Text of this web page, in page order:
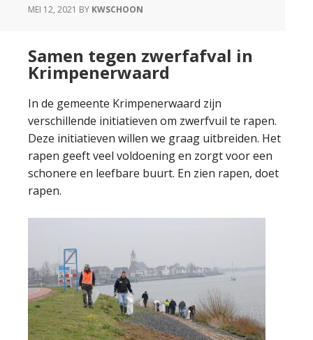
MEI 12, 2021 BY KWSCHOON
Samen tegen zwerfafval in
Krimpenerwaard
In de gemeente Krimpenerwaard zijn
verschillende initiatieven om zwerfvuil te rapen.
Deze initiatieven willen we graag uitbreiden. Het
rapen geeft veel voldoening en zorgt voor een
schonere en leefbare buurt. En zien rapen, doet
rapen.